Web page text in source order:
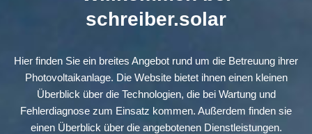
schreiber.solar
Hier finden Sie ein breites Angebot rund um die Betreuung ihrer
Photovoltaikanlage. Die Website bietet ihnen einen kleinen
Überblick über die Technologien, die bei Wartung und
Fehlerdiagnose zum Einsatz kommen. Außerdem finden sie
einen Überblick über die angebotenen Dienstleistungen.